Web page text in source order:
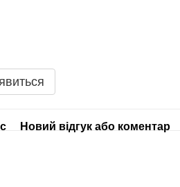
Новий відгук або коментар